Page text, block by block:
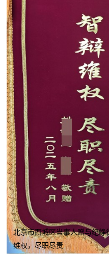
北京市西城区当事人赠与纪
维权，尽职尽责